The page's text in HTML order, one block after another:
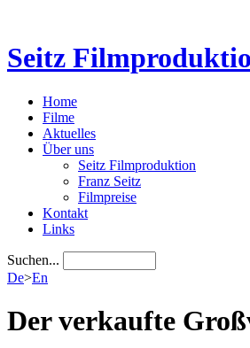
Seitz
Home
Filme
Aktuelles
Über uns
Seitz Filmproduktion
Franz Seitz
Filmpreise
Kontakt
Links
Suchen...
De>En
Der verkaufte